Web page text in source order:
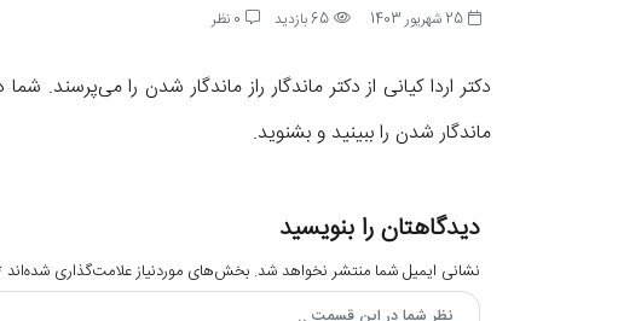
25 شهریور 1403 65 بازدید 0 نظر
دکتر اردا کیانی از دکتر ماندگار راز ماندگار شدن را می‌پرسند.
ماندگار شدن را ببینید و بشنوید.
دیدگاهتان را بنویسید
نشانی ایمیل شما منتشر نخواهد شد. بخش‌های موردنیاز علامت‌گذاری شده‌اند